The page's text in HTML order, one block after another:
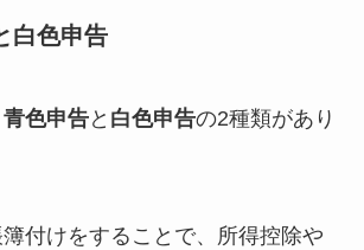
白色申告
青色申告と 白色申告の2種類があり
付けをすることで、所得控除や